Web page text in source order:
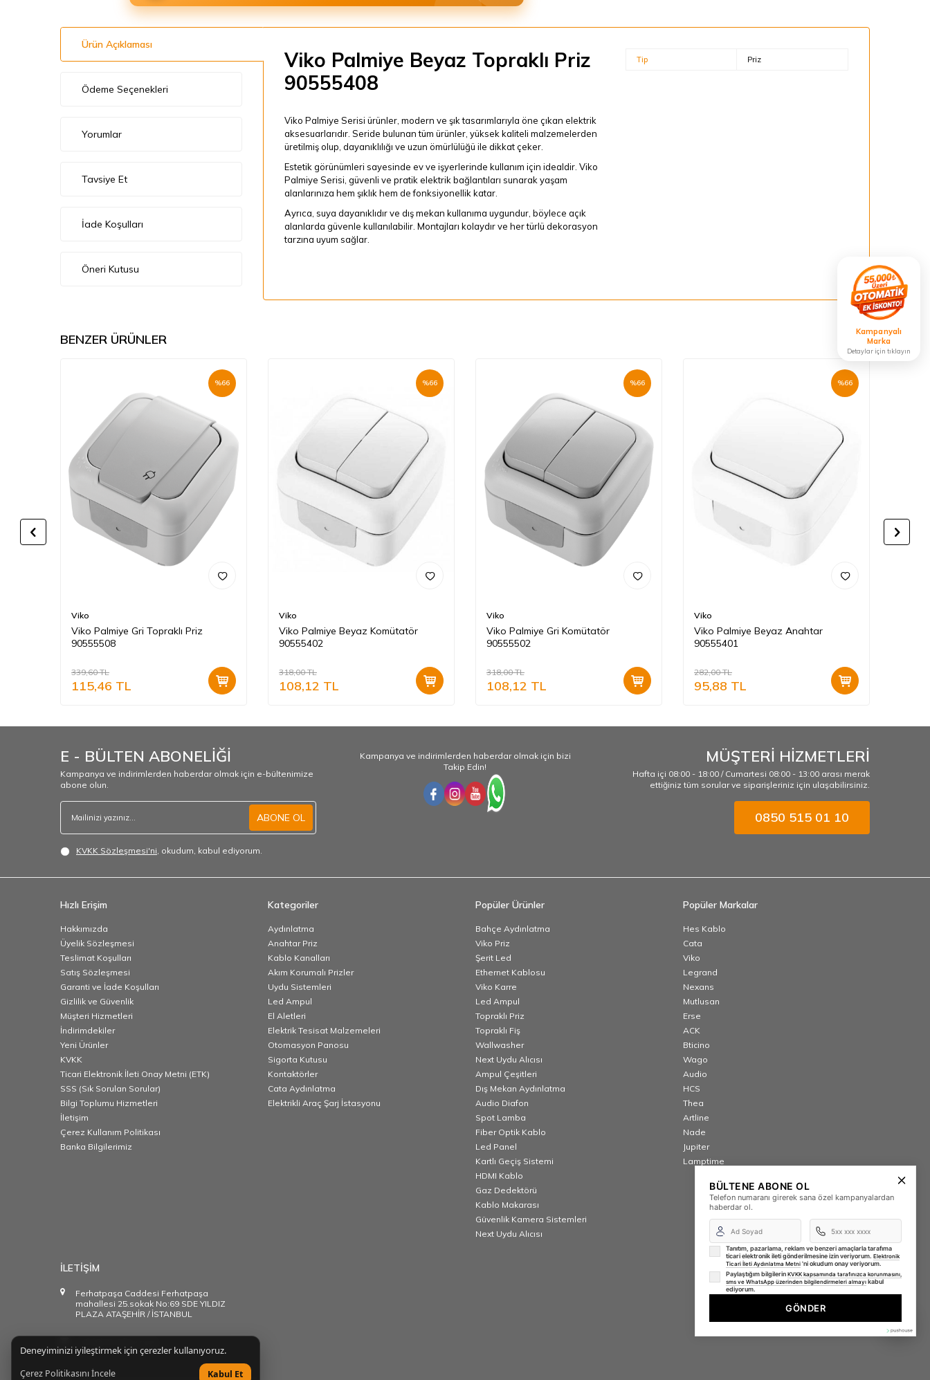
Ürün Açıklaması
Ödeme Seçenekleri
Yorumlar
Tavsiye Et
İade Koşulları
Öneri Kutusu
Viko Palmiye Beyaz Topraklı Priz
90555408
Viko Palmiye Serisi ürünler, modern ve şık tasarımlarıyla öne çıkan elektrik
aksesuarlarıdır. Seride bulunan tüm ürünler, yüksek kaliteli malzemelerden
üretilmiş olup, dayanıklılığı ve uzun ömürlülüğü ile dikkat çeker.
Estetik görünümleri sayesinde ev ve işyerlerinde kullanım için idealdir. Viko
Palmiye Serisi, güvenli ve pratik elektrik bağlantıları sunarak yaşam
alanlarınıza hem şıklık hem de fonksiyonellik katar.
Ayrıca, suya dayanıklıdır ve dış mekan kullanıma uygundur, böylece açık
alanlarda güvenle kullanılabilir. Montajları kolaydır ve her türlü dekorasyon
tarzına uyum sağlar.
Tip Priz
BENZER ÜRÜNLER
%66
Viko
Viko Palmiye Gri Topraklı Priz
90555508
339,60TL
115,46 TL
%66
Viko
Viko Palmiye Beyaz Komütatör
90555402
318,00TL
108,12 TL
%66
Viko
Viko Palmiye Gri Komütatör
90555502
318,00TL
108,12 TL
%66
Viko
Viko Palmiye Beyaz Anahtar
90555401
282,00TL
95,88 TL
E - BÜLTEN ABONELİĞİ
Kampanya ve indirimlerden haberdar olmak için e-bültenimize
abone olun.
ABONE OL
KVKK Sözleşmesi'ni, okudum, kabul ediyorum.
Kampanya ve indirimlerden haberdar olmak için bizi
Takip Edin!
MÜŞTERİ HİZMETLERİ
Hafta içi 08:00 - 18:00 / Cumartesi 08:00 - 13:00 arası merak
ettiğiniz tüm sorular ve siparişleriniz için ulaşabilirsiniz.
0850 515 01 10
Hızlı Erişim
Hakkımızda
Üyelik Sözleşmesi
Teslimat Koşulları
Satış Sözleşmesi
Garanti ve İade Koşulları
Gizlilik ve Güvenlik
Müşteri Hizmetleri
İndirimdekiler
Yeni Ürünler
KVKK
Ticari Elektronik İleti Onay Metni (ETK)
SSS (Sık Sorulan Sorular)
Bilgi Toplumu Hizmetleri
İletişim
Çerez Kullanım Politikası
Banka Bilgilerimiz
Kategoriler
Aydınlatma
Anahtar Priz
Kablo Kanalları
Akım Korumalı Prizler
Uydu Sistemleri
Led Ampul
El Aletleri
Elektrik Tesisat Malzemeleri
Otomasyon Panosu
Sigorta Kutusu
Kontaktörler
Cata Aydınlatma
Elektrikli Araç Şarj İstasyonu
Popüler Ürünler
Bahçe Aydınlatma
Viko Priz
Şerit Led
Ethernet Kablosu
Viko Karre
Led Ampul
Topraklı Priz
Topraklı Fiş
Wallwasher
Next Uydu Alıcısı
Ampul Çeşitleri
Dış Mekan Aydınlatma
Audio Diafon
Spot Lamba
Fiber Optik Kablo
Led Panel
Kartlı Geçiş Sistemi
HDMI Kablo
Gaz Dedektörü
Kablo Makarası
Güvenlik Kamera Sistemleri
Next Uydu Alıcısı
Popüler Markalar
Hes Kablo
Cata
Viko
Legrand
Nexans
Mutlusan
Erse
ACK
Bticino
Wago
Audio
HCS
Thea
Artline
Nade
Jupiter
Lamptime
İLETİŞİM
Ferhatpaşa Caddesi Ferhatpaşa
mahallesi 25.sokak No:69 SDE YILDIZ
PLAZA ATAŞEHİR / İSTANBUL
Deneyiminizi iyileştirmek için çerezler kullanıyoruz.
Çerez Politikasını İncele Kabul Et
Kampanyalı
Marka
Detaylar için tıklayın
⚡
BÜLTENE ABONE OL
Telefon numaranı girerek sana özel kampanyalardan
haberdar ol.
Tanıtım, pazarlama, reklam ve benzeri amaçlarla tarafıma
ticari elektronik ileti gönderilmesine izin veriyorum. Elektronik
Ticari İleti Aydınlatma Metni 'ni okudum onay veriyorum.
Paylaştığım bilgilerin KVKK kapsamında tarafınızca korunmasını,
sms ve WhatsApp üzerinden bilgilendirmeleri almayı kabul
ediyorum.
GÖNDER